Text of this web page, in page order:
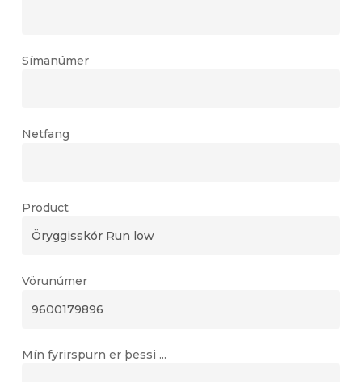
Símanúmer
Netfang
Product
Vörunúmer
Mín fyrirspurn er þessi ...